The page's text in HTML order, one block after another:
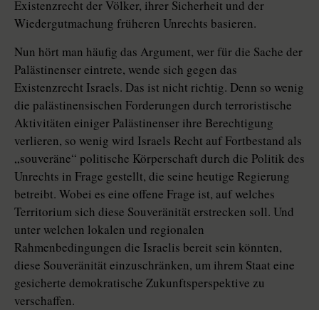
Existenzrecht der Völker, ihrer Sicherheit und der
Wiedergutmachung früheren Unrechts basieren.
Nun hört man häufig das Argument, wer für die Sache der
Palästinenser eintrete, wende sich gegen das
Existenzrecht Israels. Das ist nicht richtig. Denn so wenig
die palästinensischen Forderungen durch terroristische
Aktivitäten einiger Palästinenser ihre Berechtigung
verlieren, so wenig wird Israels Recht auf Fortbestand als
„souveräne“ politische Körperschaft durch die Politik des
Unrechts in Frage gestellt, die seine heutige Regierung
betreibt. Wobei es eine offene Frage ist, auf welches
Territorium sich diese Souveränität erstrecken soll. Und
unter welchen lokalen und regionalen
Rahmenbedingungen die Israelis bereit sein könnten,
diese Souveränität einzuschränken, um ihrem Staat eine
gesicherte demokratische Zukunftsperspektive zu
verschaffen.